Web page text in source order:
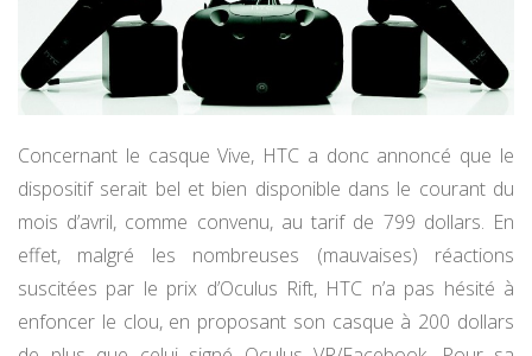
Concernant le casque Vive, HTC a donc annoncé que le
dispositif serait bel et bien disponible dans le courant du
mois d’avril, comme convenu, au tarif de 799 dollars. En
effet, malgré les nombreuses (mauvaises) réactions
suscitées par le prix d’Oculus Rift, HTC n’a pas hésité à
enfoncer le clou, en proposant son casque à 200 dollars